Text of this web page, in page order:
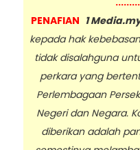
PENAFIAN 1
kepada hak
tidak disalahguna
perkara yang
Perlembagaan
Negeri dan Negara.
diberikan adalah